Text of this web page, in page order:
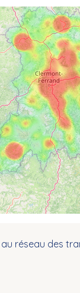
réseau des